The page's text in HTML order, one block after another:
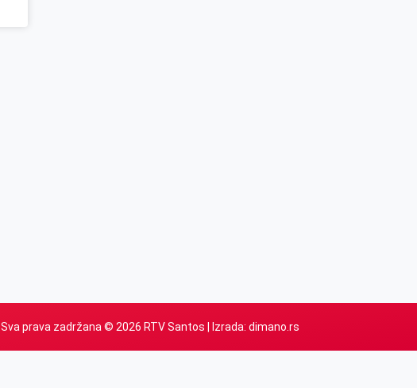
Sva prava zadržana © 2026 RTV Santos | Izrada: dimano.rs